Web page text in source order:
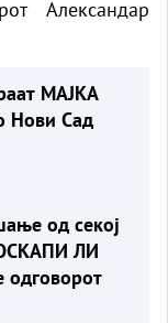
Александар
МАЈКА
Нови Сад
од секој
ЛИ
одговорот